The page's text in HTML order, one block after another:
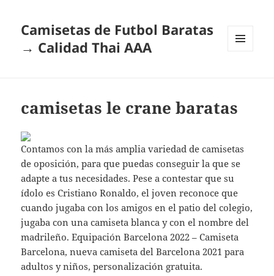
Camisetas de Futbol Baratas
→ Calidad Thai AAA
camisetas le crane baratas
Contamos con la más amplia variedad de camisetas
de oposición, para que puedas conseguir la que se
adapte a tus necesidades. Pese a contestar que su
ídolo es Cristiano Ronaldo, el joven reconoce que
cuando jugaba con los amigos en el patio del colegio,
jugaba con una camiseta blanca y con el nombre del
madrileño. Equipación Barcelona 2022 – Camiseta
Barcelona, nueva camiseta del Barcelona 2021 para
adultos y niños, personalización gratuita.